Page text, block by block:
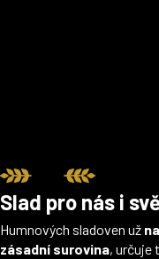
Slad pro nás i
Humnových sladoven už
zásadní surovina, určuje